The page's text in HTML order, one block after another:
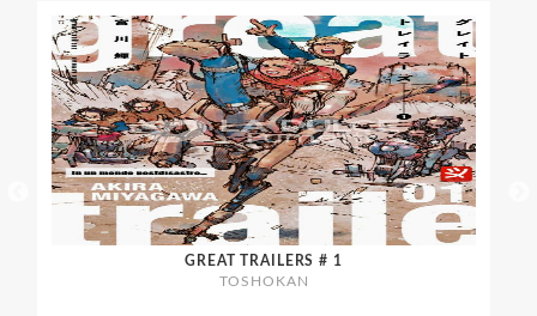
GREAT TRAILERS # 1
TOSHOKAN